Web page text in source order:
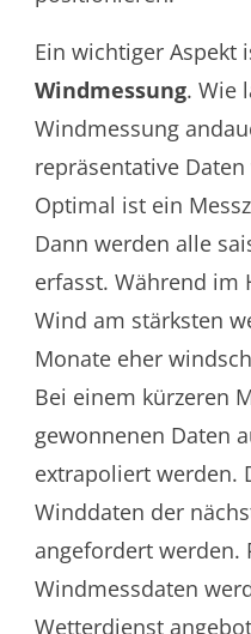
Ein wichtiger Aspekt
Windmessung. Wie
Windmessung
repräsentative
Optimal ist ein
Dann werden alle
erfasst. Während im
Wind am stärksten
Monate eher
Bei einem kürzeren
gewonnenen Daten
extrapoliert werden.
Winddaten der
angefordert werden.
Windmessdaten
Wetterdienst